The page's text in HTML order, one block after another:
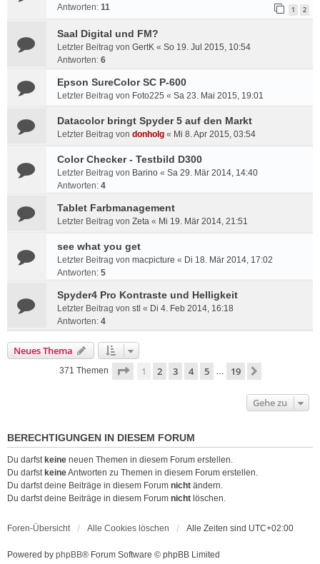
Antworten: 11 1 2
Saal Digital und FM?
Letzter Beitrag von GertK « So 19. Jul 2015, 10:54
Antworten: 6
Epson SureColor SC P-600
Letzter Beitrag von Foto225 « Sa 23. Mai 2015, 19:01
Datacolor bringt Spyder 5 auf den Markt
Letzter Beitrag von donholg « Mi 8. Apr 2015, 03:54
Color Checker - Testbild D300
Letzter Beitrag von Barino « Sa 29. Mär 2014, 14:40
Antworten: 4
Tablet Farbmanagement
Letzter Beitrag von Zeta « Mi 19. Mär 2014, 21:51
see what you get
Letzter Beitrag von macpicture « Di 18. Mär 2014, 17:02
Antworten: 5
Spyder4 Pro Kontraste und Helligkeit
Letzter Beitrag von stl « Di 4. Feb 2014, 16:18
Antworten: 4
Neues Thema
371 Themen Seite 1von 19
1 2 3 4 5 … 19
Gehe zu
BERECHTIGUNGEN IN DIESEM FORUM
Du darfst keine neuen Themen in diesem Forum erstellen.
Du darfst keineAntworten zu Themen in diesem Forum erstellen.
Du darfst deine Beiträge in diesem Forum nicht ändern.
Du darfst deine Beiträge in diesem Forum nicht löschen.
Foren-Übersicht Alle Cookies löschen Alle Zeiten sind UTC+02:00
Powered by phpBB® Forum Software © phpBB Limited